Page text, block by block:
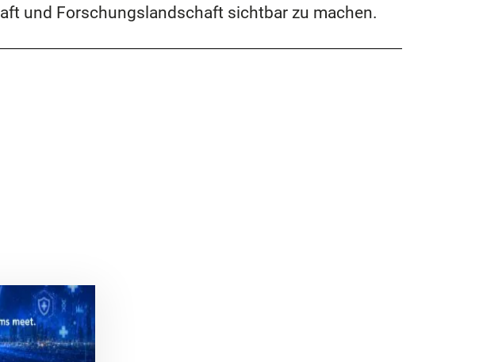
und Forschungslandschaft sichtbar zu machen.